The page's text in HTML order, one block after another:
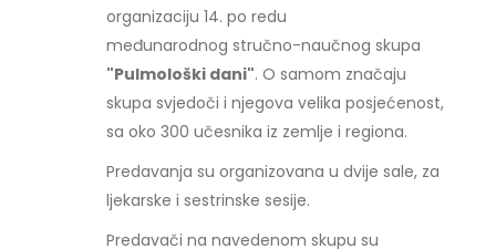
organizaciju 14. po redu
međunarodnog stručno-naučnog skupa
"Pulmološki dani". O samom značaju
skupa svjedoči i njegova velika posjećenost,
sa oko 300 učesnika iz zemlje i regiona.
Predavanja su organizovana u dvije sale, za
ljekarske i sestrinske sesije.
Predavači na navedenom skupu su